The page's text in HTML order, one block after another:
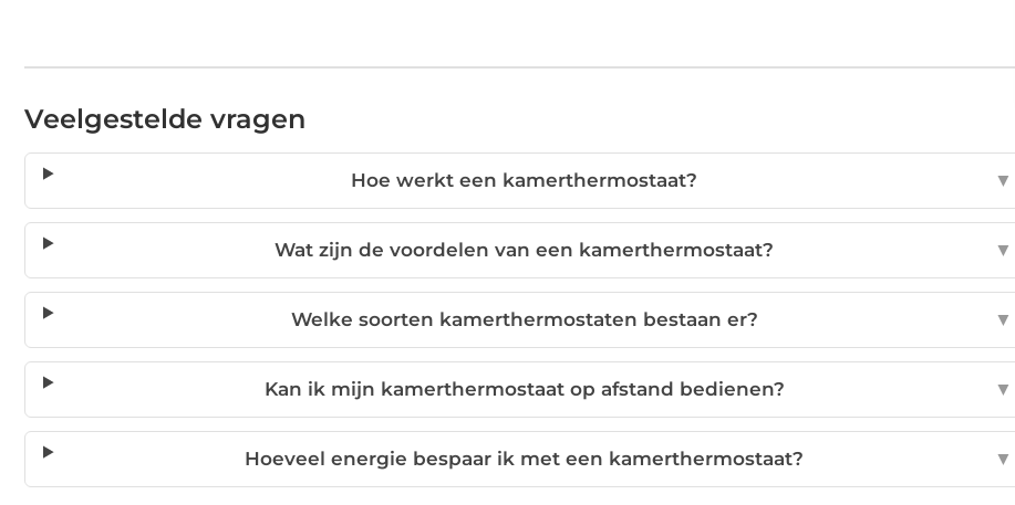
Veelgestelde vragen
Hoe werkt een kamerthermostaat? ▼
Wat zijn de voordelen van een kamerthermostaat? ▼
Welke soorten kamerthermostaten bestaan er? ▼
Kan ik mijn kamerthermostaat op afstand bedienen? ▼
Hoeveel energie bespaar ik met een kamerthermostaat? ▼